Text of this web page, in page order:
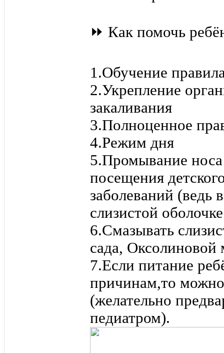
⏩ Как помочь
1.Обучение
2.Укрепление
закаливания
3.Полноценное
4.Режим дня
5.Промывание
посещения
заболеваний (ведь
слизистой
6.Смазывать
сада,
7.Если питание
причинам,то
(желательно
педиатром).